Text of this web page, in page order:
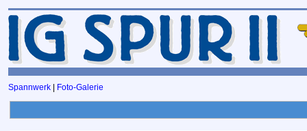
Spannwerk Foto-Galerie